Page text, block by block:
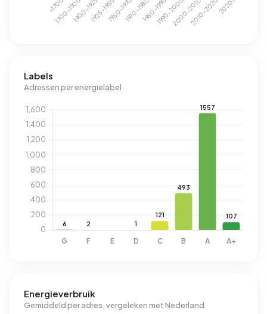
Labels
Adressen per energielabel
Energieverbruik
Gemiddeld per adres, vergeleken met Nederland